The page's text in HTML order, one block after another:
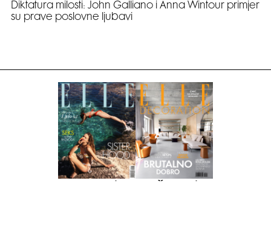
Diktatura milosti: John Galliano i Anna Wintour primjer
su prave poslovne ljubavi